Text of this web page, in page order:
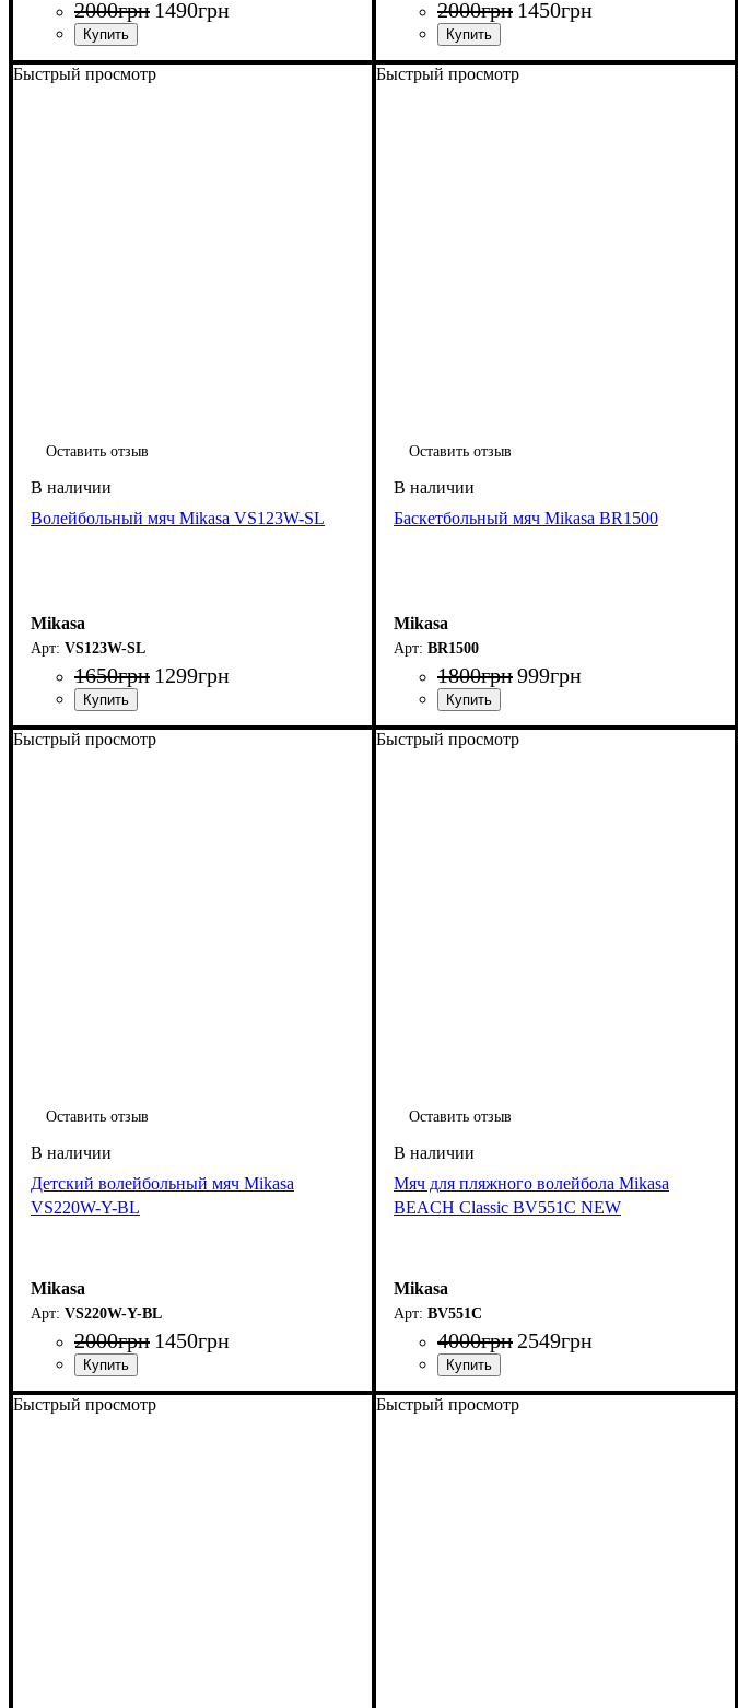
2000грн 1490грн 2000грн 1450грн
Быстрый просмотр
Оставить отзыв
Волейбольный мяч Mikasa VS123W-SL
Mikasa
VS123W-SL
1650грн 1299грн
Быстрый просмотр
Оставить отзыв
Баскетбольный мяч Mikasa BR1500
Mikasa
BR1500
1800грн999грн
Быстрый просмотр
Оставить отзыв
Детский волейбольный мяч Mikasa
VS220W-Y-BL
Mikasa
VS220W-Y-BL
2000грн 1450грн
Быстрый просмотр
Оставить отзыв
Мяч для пляжного волейбола Mikasa
BEACH Classic BV551C NEW
Mikasa
BV551C
4000грн 2549грн
Быстрый просмотр Быстрый просмотр